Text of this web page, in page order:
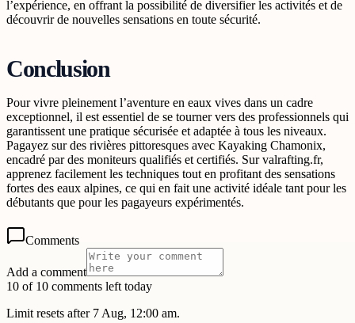
l’expérience, en offrant la possibilité de diversifier les activités et de
découvrir de nouvelles sensations en toute sécurité.
Conclusion
Pour vivre pleinement l’aventure en eaux vives dans un cadre
exceptionnel, il est essentiel de se tourner vers des professionnels qui
garantissent une pratique sécurisée et adaptée à tous les niveaux.
Pagayez sur des rivières pittoresques avec Kayaking Chamonix,
encadré par des moniteurs qualifiés et certifiés. Sur valrafting.fr,
apprenez facilement les techniques tout en profitant des sensations
fortes des eaux alpines, ce qui en fait une activité idéale tant pour les
débutants que pour les pagayeurs expérimentés.
Comments
Add a comment
10 of 10 comments left today
Limit resets after 7 Aug, 12:00 am.